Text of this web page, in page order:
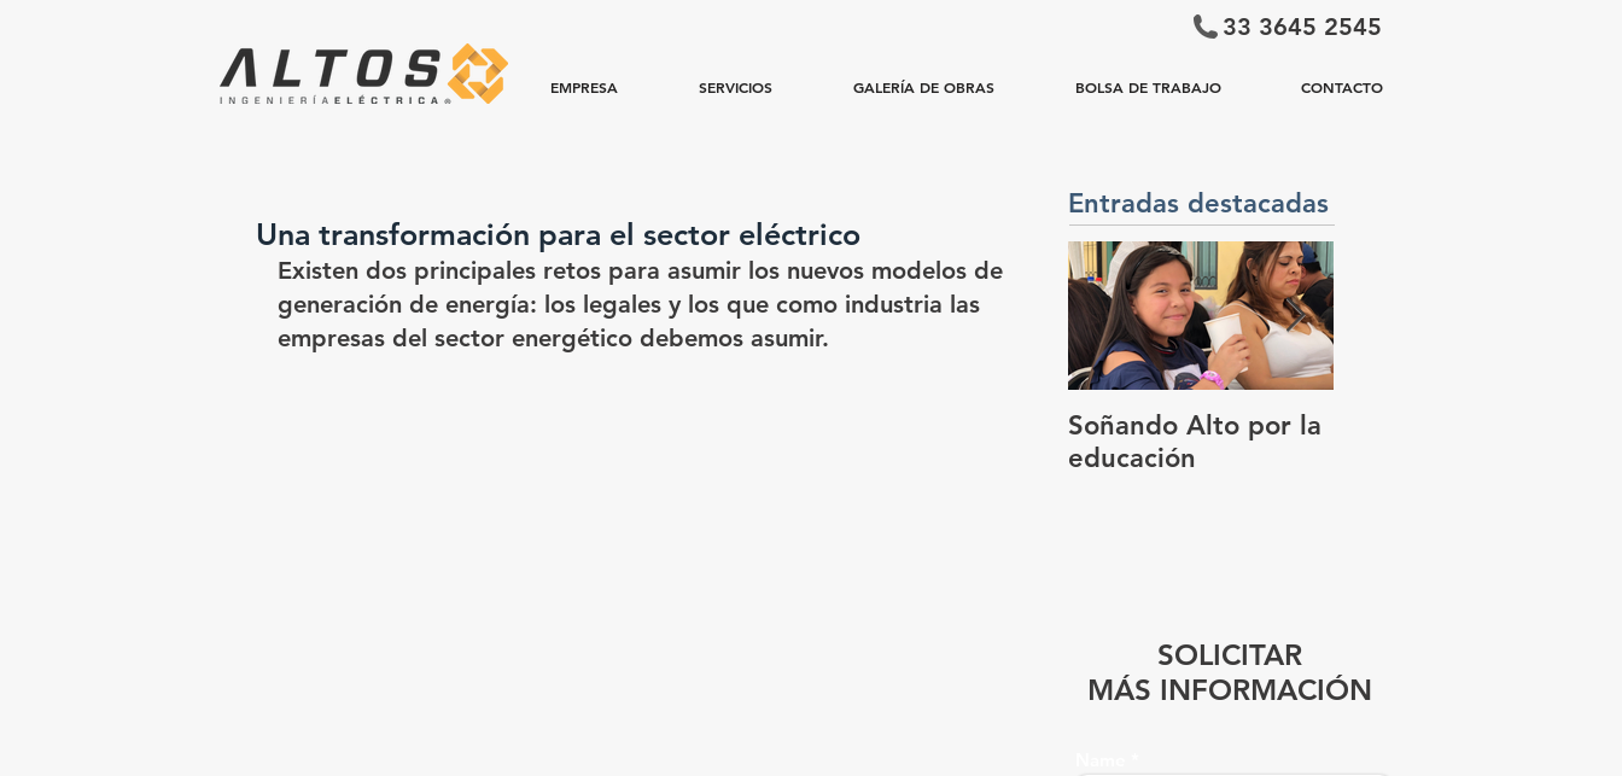
33 3645 2545
EMPRESA SERVICIOS GALERÍA DE OBRAS BOLSA DE TRABAJO CONTACTO
Una transformación para el sector eléctrico
Existen dos principales retos para asumir los nuevos modelos de
generación de energía: los legales y los que como industria las
empresas del sector energético debemos asumir.
Entradas destacadas
Soñando Alto por la
educación
SOLICITAR
MÁS INFORMACIÓN